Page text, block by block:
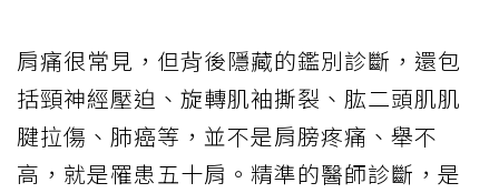
肩痛很常見，但背後隱藏的鑑別診斷，還包
括頸神經壓迫、旋轉肌袖撕裂、肱二頭肌肌
腱拉傷、肺癌等，並不是肩膀疼痛、舉不
高，就是罹患五十肩。精準的醫師診斷，是